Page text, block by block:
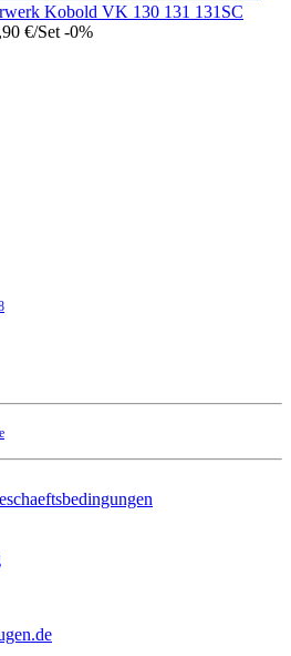
Kobold VK 130 131 131SC
€/Set -0%